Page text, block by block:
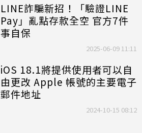
LINE詐騙新招！「驗證LINE
Pay」亂點存款全空 官方7件
事自保
2025-06-09 11:11
iOS 18.1將提供使用者可以自
由更改 Apple 帳號的主要電子
郵件地址
2024-10-15 08:12